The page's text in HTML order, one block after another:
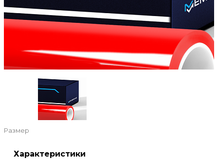
Размер
Характеристики